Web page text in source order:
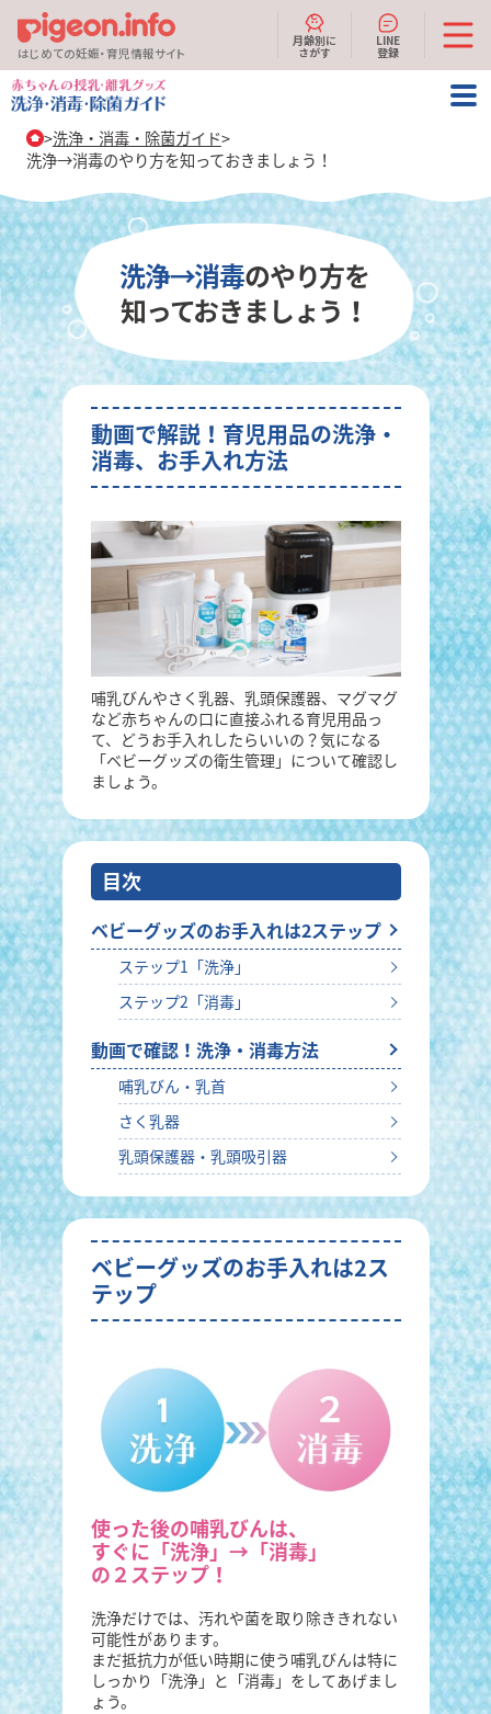
はじめての妊娠・育児情報サイト
月齢別に
さがす
LINE
登録
洗浄・消毒・除菌ガイド
洗浄→消毒のやり方を知っておきましょう！
洗浄→消毒のやり方を
知っておきましょう！
動画で解説！育児用品の洗浄・
消毒、お手入れ方法
哺乳びんやさく乳器、乳頭保護器、マグマグ
など赤ちゃんの口に直接ふれる育児用品っ
て、どうお手入れしたらいいの？気になる
「ベビーグッズの衛生管理」について確認し
ましょう。
目次
ベビーグッズのお手入れは2ステップ
ステップ1「洗浄」
ステップ2「消毒」
動画で確認！洗浄・消毒方法
哺乳びん・乳首
さく乳器
乳頭保護器・乳頭吸引器
ベビーグッズのお手入れは2ス
テップ
使った後の哺乳びんは、
すぐに「洗浄」→「消毒」
の２ステップ！
洗浄だけでは、汚れや菌を取り除ききれない
可能性があります。
まだ抵抗力が低い時期に使う哺乳びんは特に
しっかり「洗浄」と「消毒」をしてあげまし
ょう。